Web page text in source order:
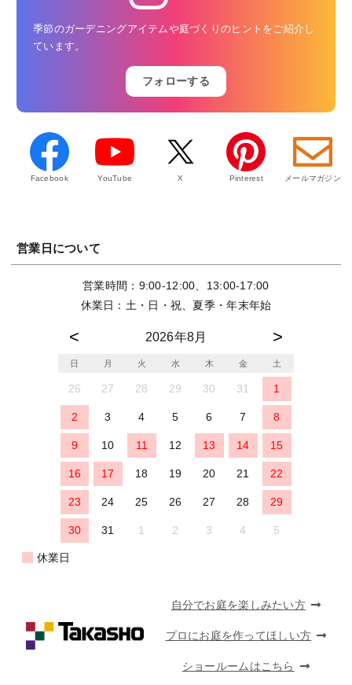
季節のガーデニングアイテムや庭づくりのヒントをご紹介し
ています。
フォローする
Facebook YouTube X Pinterest メールマガジン
営業日について
営業時間：9:00-12:00、13:00-17:00
休業日：土・日・祝、夏季・年末年始
2026年8月
日 月 火 水 木 金 土
26 27 28 29 30 31 1
2 3 4 5 6 7 8
9 10 11 12 13 14 15
16 17 18 19 20 21 22
23 24 25 26 27 28 29
30 31 1 2 3 4 5
休業日
自分でお庭を楽しみたい方
プロにお庭を作ってほしい方
ショールームはこちら